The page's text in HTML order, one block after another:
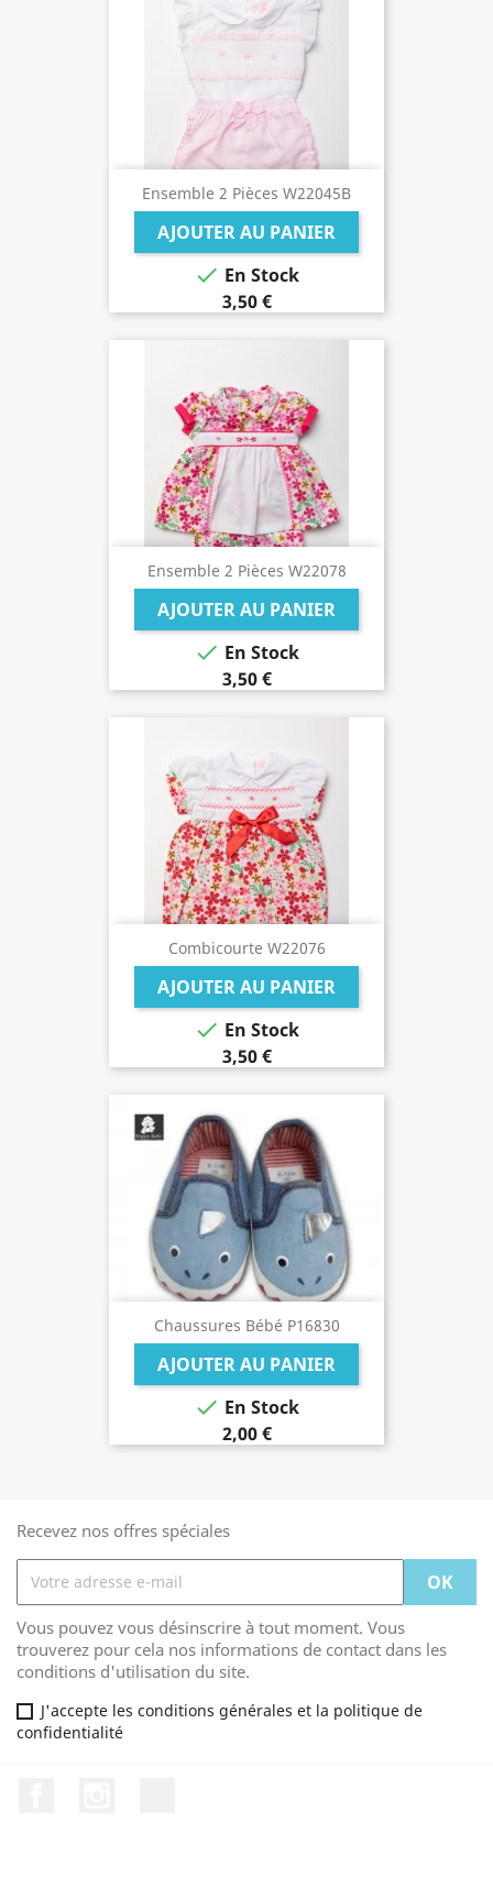
Ensemble 2 Pièces W22045B
AJOUTER AU PANIER
 En Stock
3,50 €
Ensemble 2 Pièces W22078
AJOUTER AU PANIER
 En Stock
3,50 €
Combicourte W22076
AJOUTER AU PANIER
 En Stock
3,50 €
Chaussures Bébé P16830
AJOUTER AU PANIER
 En Stock
2,00 €
Recevez nos offres spéciales
Vous pouvez vous désinscrire à tout moment. Vous
trouverez pour cela nos informations de contact dans les
conditions d'utilisation du site.
J'accepte les conditions générales et la politique de
confidentialité